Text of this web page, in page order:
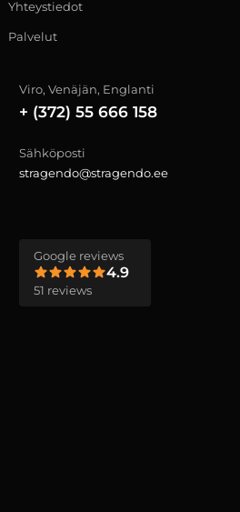
Yhteystiedot
Palvelut
Viro, Venäjän, Englanti
+ (372) 55 666 158
Sähköposti
stragendo@stragendo.ee
Google reviews
4.9
51 reviews